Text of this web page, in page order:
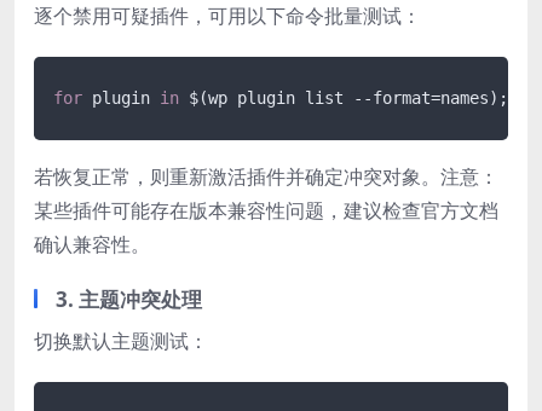
逐个禁用可疑插件，可用以下命令批量测试：
for plugin in $(wp plugin list --format=names);
若恢复正常，则重新激活插件并确定冲突对象。注意：
某些插件可能存在版本兼容性问题，建议检查官方文档
确认兼容性。
3. 主题冲突处理
切换默认主题测试：